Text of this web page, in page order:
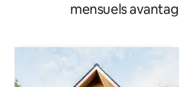
mensuels